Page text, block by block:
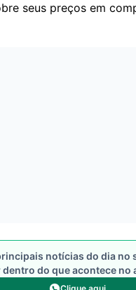
seus preços em
notícias do dia no
do que acontece no